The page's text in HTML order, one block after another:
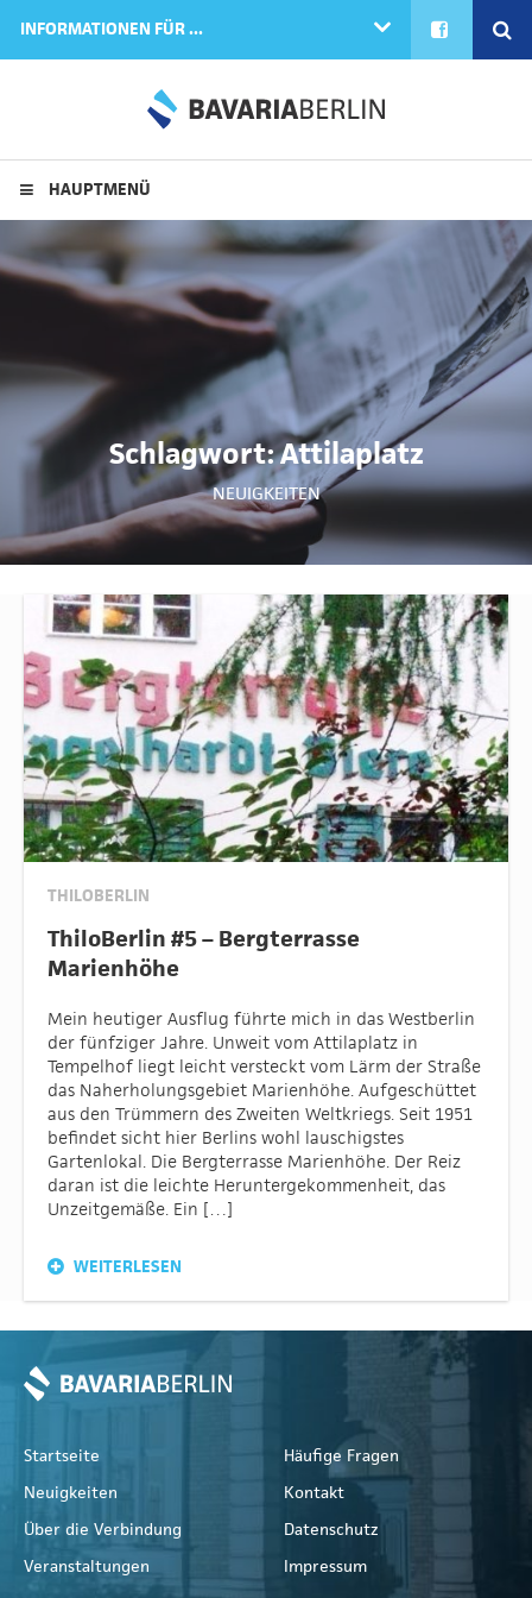
INFORMATIONEN FÜR ... FACEBOOK
HAUPTMENÜ
Schlagwort:Attilaplatz
NEUIGKEITEN
THILOBERLIN
ThiloBerlin #5 – Bergterrasse
Marienhöhe
Mein heutiger Ausflug führte mich in das Westberlin
der fünfziger Jahre. Unweit vom Attilaplatz in
Tempelhof liegt leicht versteckt vom Lärm der Straße
das Naherholungsgebiet Marienhöhe. Aufgeschüttet
aus den Trümmern des Zweiten Weltkriegs. Seit 1951
befindet sicht hier Berlins wohl lauschigstes
Gartenlokal. Die Bergterrasse Marienhöhe. Der Reiz
daran ist die leichte Heruntergekommenheit, das
Unzeitgemäße. Ein […]
WEITERLESEN
Startseite
Neuigkeiten
Über die Verbindung
Veranstaltungen
Häufige Fragen
Kontakt
Datenschutz
Impressum